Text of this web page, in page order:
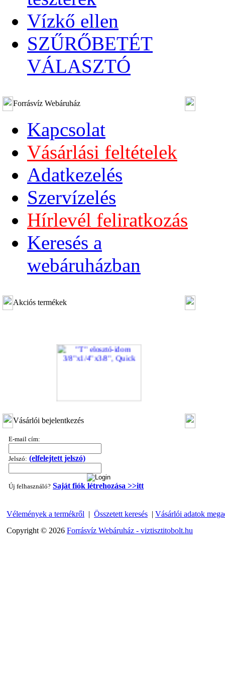
Vízkő ellen
SZŰRŐBETÉT
VÁLASZTÓ
Forrásvíz Webáruház
Kapcsolat
Vásárlási feltételek
Adatkezelés
Szervízelés
Hírlevél feliratkozás
Keresés a
webáruházban
Akciós termékek
---------
"T" elosztó-idom 1/4"x3/8"x1/4", Quick
Vásárlói bejelentkezés
E-mail cím:
Jelszó: (elfelejtett jelszó)
Új felhasználó? Saját fiók létrehozása >>itt
Vélemények a termékről | Összetett keresés | Vásárlói adatok
Copyright © 2026 Forrásvíz Webáruház - viztisztitobolt.hu